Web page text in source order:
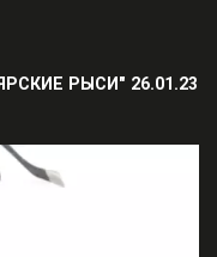
РЫСИ" 26.01.23